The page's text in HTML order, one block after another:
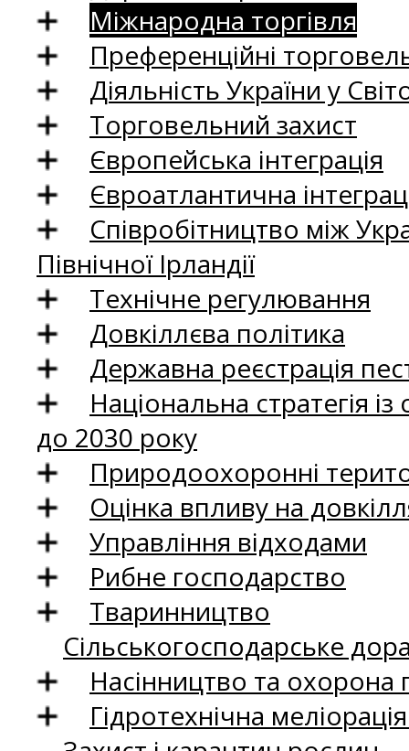
Міжнародна торгівля
Преференційні
Діяльність України у
Торговельний захист
Європейська інтеграція
Євроатлантична
Співробітництво між
Північної Ірландії
Технічне регулювання
Довкіллєва політика
Державна реєстрація
Національна стратегія
до 2030 року
Природоохоронні
Оцінка впливу на
Управління відходами
Рибне господарство
Тваринництво
Сільськогосподарське
Насінництво та
Гідротехнічна